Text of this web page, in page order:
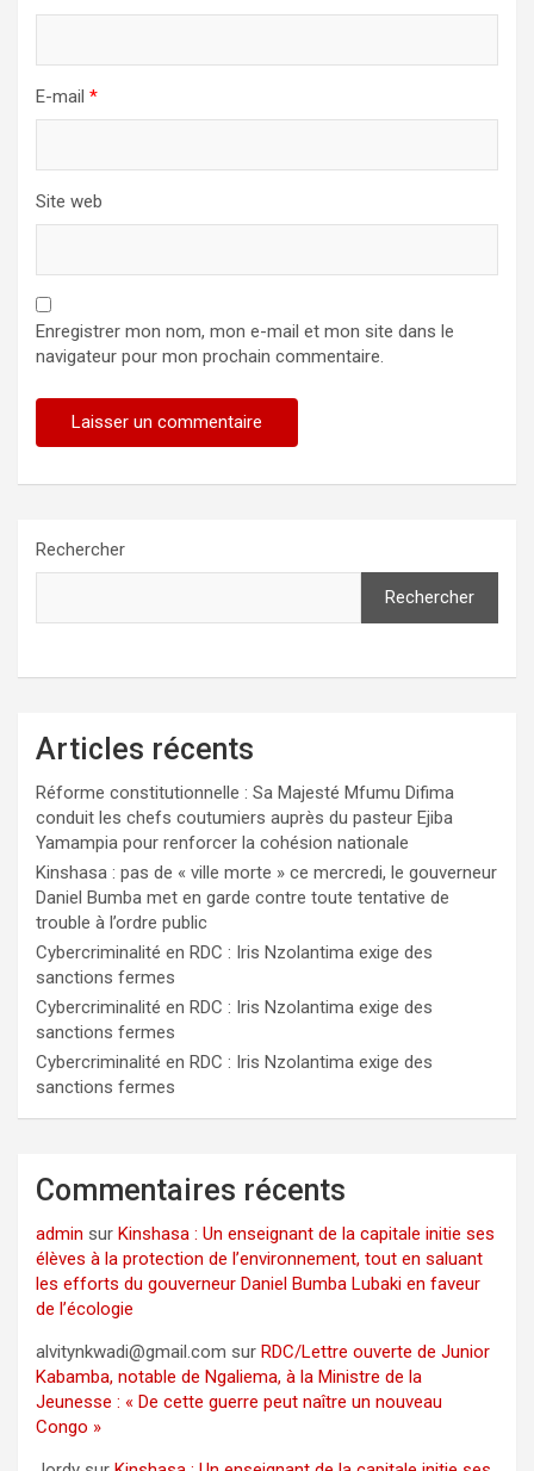
E-mail *
Site web
Enregistrer mon nom, mon e-mail et mon site dans le
navigateur pour mon prochain commentaire.
Rechercher
Rechercher
Articles récents
Réforme constitutionnelle : Sa Majesté Mfumu Difima
conduit les chefs coutumiers auprès du pasteur Ejiba
Yamampia pour renforcer la cohésion nationale
Kinshasa : pas de « ville morte » ce mercredi, le gouverneur
Daniel Bumba met en garde contre toute tentative de
trouble à l’ordre public
Cybercriminalité en RDC : Iris Nzolantima exige des
sanctions fermes
Cybercriminalité en RDC : Iris Nzolantima exige des
sanctions fermes
Cybercriminalité en RDC : Iris Nzolantima exige des
sanctions fermes
Commentaires récents
admin sur Kinshasa : Un enseignant de la capitale initie ses
élèves à la protection de l’environnement, tout en saluant
les efforts du gouverneur Daniel Bumba Lubaki en faveur
de l’écologie
alvitynkwadi@gmail.com sur RDC/Lettre ouverte de Junior
Kabamba, notable de Ngaliema, à la Ministre de la
Jeunesse : « De cette guerre peut naître un nouveau
Congo »